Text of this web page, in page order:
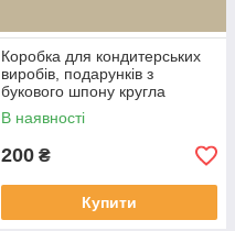
Коробка для кондитерських
виробів, подарунків з
букового шпону кругла
В наявності
200 ₴
Купити